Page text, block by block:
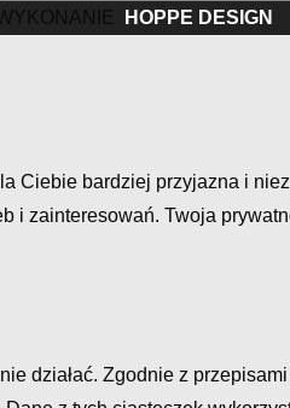
HOPPE DESIGN
Ciebie bardziej przyjazna i
i zainteresowań. Twoja
działać. Zgodnie z